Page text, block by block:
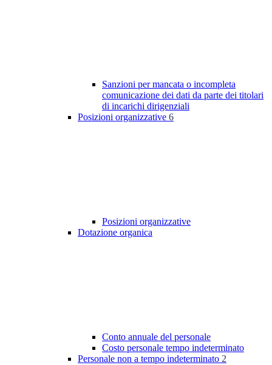
Sanzioni per mancata o incompleta
comunicazione dei dati da parte dei titolari
di incarichi dirigenziali
Posizioni organizzative 6
Posizioni organizzative
Dotazione organica
Conto annuale del personale
Costo personale tempo indeterminato
Personale non a tempo indeterminato 2